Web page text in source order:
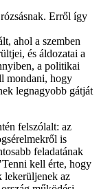
Erről így
ahol a szemben
és áldozatai a
a politikai
mondani, hogy
legnagyobb gátját
felszólalt: az
is
feladatának
kell érte, hogy
lekerüljenek az